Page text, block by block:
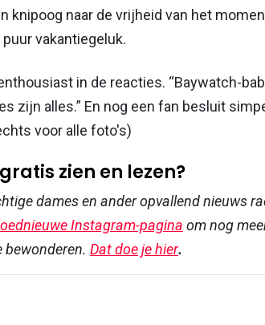
knipoog naar de vrijheid van het
vakantiegeluk.
in de reacties. “Baywatch-
zijn alles.” En nog een fan besluit
voor alle foto's)
zien en lezen?
dames en ander opvallend nieuws
Instagram-pagina om nog
bewonderen. Dat doe je hier.